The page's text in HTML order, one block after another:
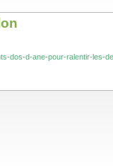
dos-d-ane-pour-ralentir-les-